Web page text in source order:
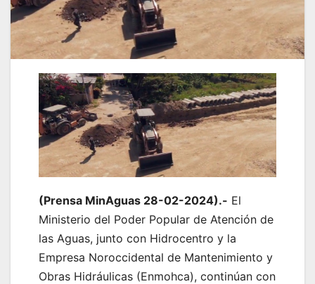
(Prensa MinAguas 28-02-2024).- El
Ministerio del Poder Popular de Atención de
las Aguas, junto con Hidrocentro y la
Empresa Noroccidental de Mantenimiento y
Obras Hidráulicas (Enmohca), continúan con